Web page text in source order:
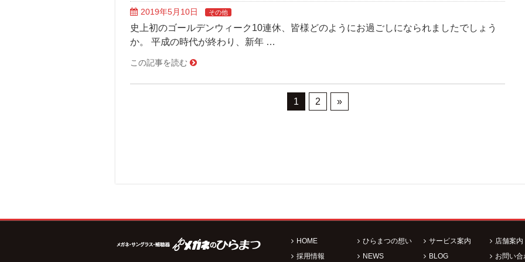
2019年5月10日 その他
史上初のゴールデンウィーク10連休、皆様どのようにお過ごしになられましたでしょう
か。 平成の時代が終わり、新年 …
この記事を読む
1 2 »
HOME ひらまつの想い サービス案内 店舗案内
採用情報
NEWS BLOG お問い合